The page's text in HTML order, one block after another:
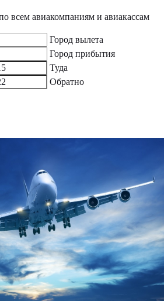
всем авиакомпаниям и авиакассам
Город вылета
Город прибытия
Туда
Обратно